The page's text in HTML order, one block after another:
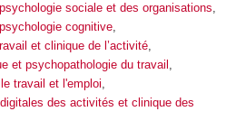
sociale et des organisations,
cognitive,
et clinique de l’activité,
et psychopathologie du travail ,
travail et l'emploi,
des activités et clinique des